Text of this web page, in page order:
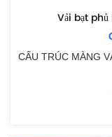
Vải bạt
CẤU TRÚC MÀNG